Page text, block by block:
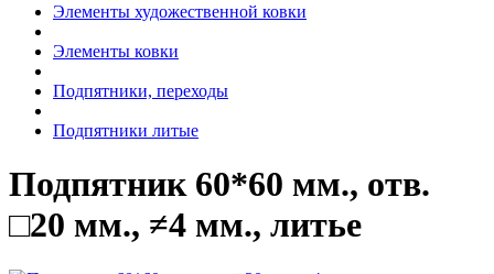
Элементы художественной ковки
Элементы ковки
Подпятники, переходы
Подпятники литые
Подпятник 60*60 мм., отв.
□20 мм., ≠4 мм., литье